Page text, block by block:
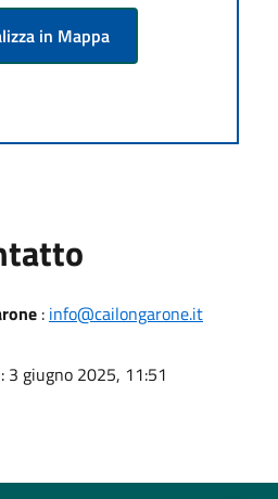
in Mappa
: info@cailongarone.it
: 3 giugno 2025, 11:51